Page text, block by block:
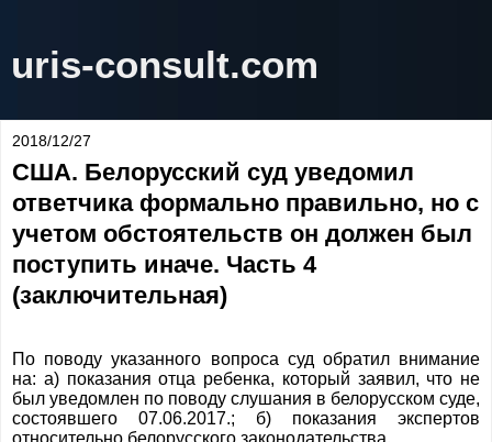
uris-consult.com
2018/12/27
США. Белорусский суд уведомил
ответчика формально правильно, но с
учетом обстоятельств он должен был
поступить иначе. Часть 4
(заключительная)
По поводу указанного вопроса суд обратил внимание
на: а) показания отца ребенка, который заявил, что не
был уведомлен по поводу слушания в белорусском суде,
состоявшего 07.06.2017.; б) показания экспертов
относительно белорусского законодательства.